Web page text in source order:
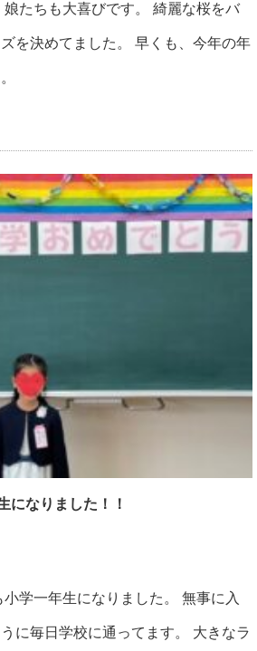
たちも大喜びです。 綺麗な桜をバ
を決めてました。 早くも、今年の年
になりました！！
学一年生になりました。 無事に入
に毎日学校に通ってます。 大きなラ